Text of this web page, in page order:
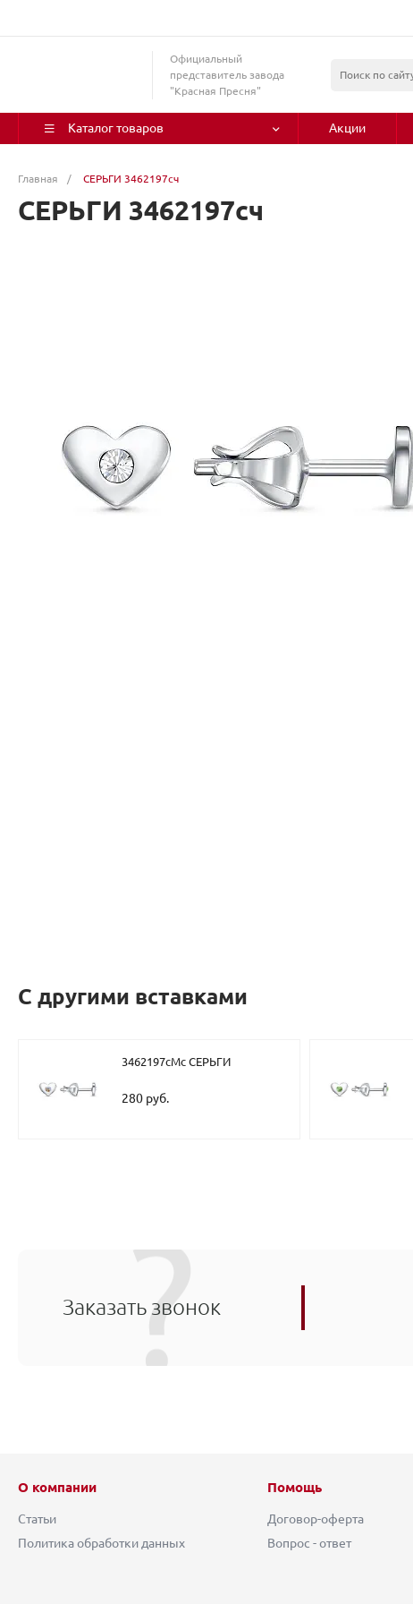
Официальный
представитель завода
"Красная Пресня"
Каталог товаров Акции
Главная / СЕРЬГИ 3462197сч
СЕРЬГИ 3462197сч
С другими вставками
3462197сМс СЕРЬГИ
280 руб.
Заказать звонок
О компании
Статьи
Политика обработки данных
Помощь
Договор-оферта
Вопрос - ответ